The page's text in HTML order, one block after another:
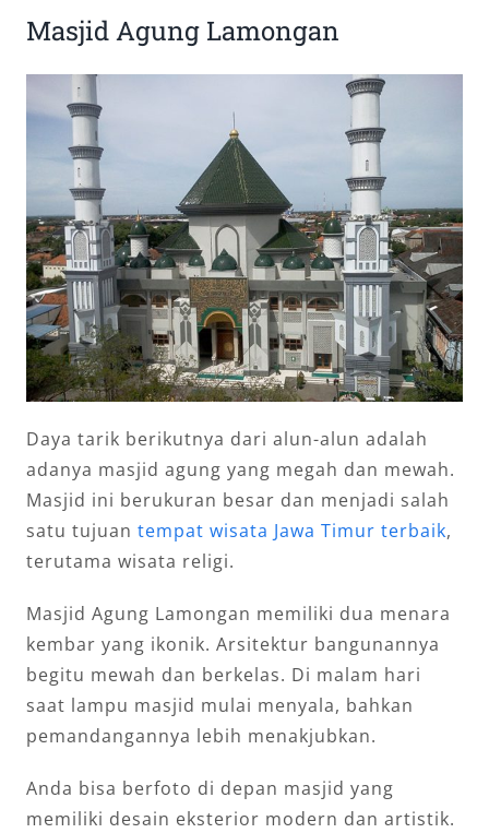
Masjid Agung Lamongan
Daya tarik berikutnya dari alun-alun adalah
adanya masjid agung yang megah dan mewah.
Masjid ini berukuran besar dan menjadi salah
satu tujuan tempat wisata Jawa Timur terbaik,
terutama wisata religi.
Masjid Agung Lamongan memiliki dua menara
kembar yang ikonik. Arsitektur bangunannya
begitu mewah dan berkelas. Di malam hari
saat lampu masjid mulai menyala, bahkan
pemandangannya lebih menakjubkan.
Anda bisa berfoto di depan masjid yang
memiliki desain eksterior modern dan artistik.